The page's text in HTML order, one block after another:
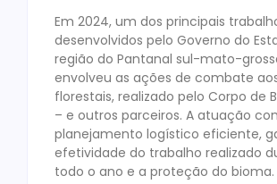
Em 2024, um dos principais
desenvolvidos pelo Governo do
região do Pantanal sul-mato-
envolveu as ações de combate
florestais, realizado pelo Corpo de
– e outros parceiros. A atuação
planejamento logístico eficiente,
efetividade do trabalho realizado
todo o ano e a proteção do bioma.